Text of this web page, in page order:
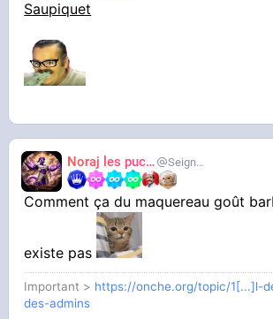
Saupiquet
Noraj les pucix SeigneurCooler
Comment ça du maquereau goût
existe pas
Important > https://onche.org/topic/1[...]l-
des-admins